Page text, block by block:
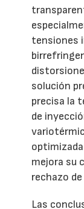
tensiones
solución
precisa la
de
mejora su
rechazo
Las